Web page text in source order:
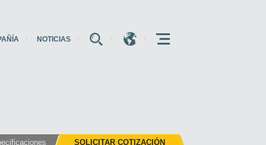
NOTICIAS E E E
SOLICITAR COTIZACIÓN